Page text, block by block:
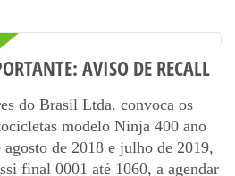
AVISO DE RECALL
do Brasil Ltda. convoca os
modelo Ninja 400 ano
de 2018 e julho de 2019,
final 0001 até 1060, a agendar